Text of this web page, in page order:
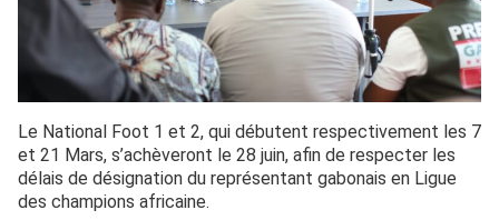
Le National Foot 1 et 2, qui débutent respectivement les 7
et 21 Mars, s’achèveront le 28 juin, afin de respecter les
délais de désignation du représentant gabonais en Ligue
des champions africaine.